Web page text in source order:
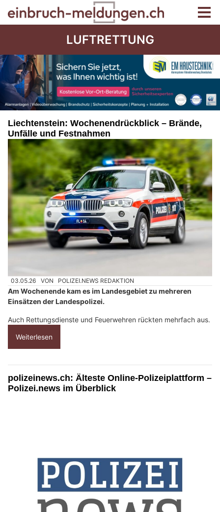
LUFTRETTUNG
Liechtenstein: Wochenendrückblick – Brände,
Unfälle und Festnahmen
03.05.26 VON POLIZEI.NEWS REDAKTION
Am Wochenende kam es im Landesgebiet zu mehreren
Einsätzen der Landespolizei.
Auch Rettungsdienste und Feuerwehren rückten mehrfach aus.
Weiterlesen
polizeinews.ch: Älteste Online-Polizeiplattform –
Polizei.news im Überblick